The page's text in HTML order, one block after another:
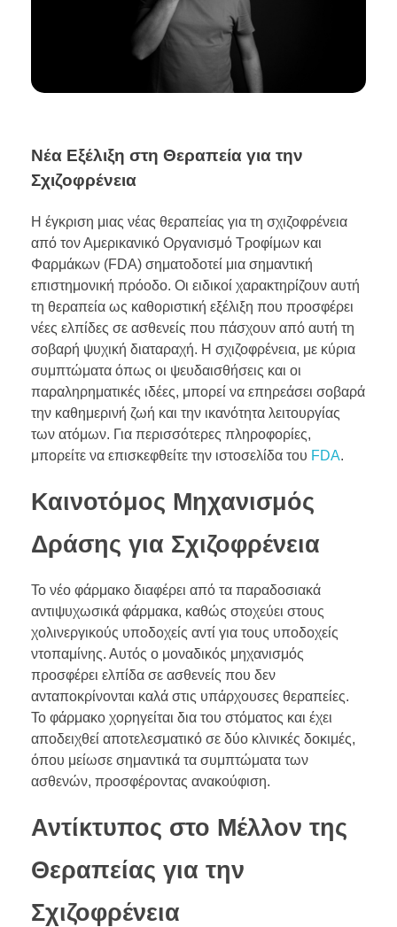
Νέα Εξέλιξη στη Θεραπεία για την
Σχιζοφρένεια
Η έγκριση μιας νέας θεραπείας για τη σχιζοφρένεια
από τον Αμερικανικό Οργανισμό Τροφίμων και
Φαρμάκων (FDA) σηματοδοτεί μια σημαντική
επιστημονική πρόοδο. Οι ειδικοί χαρακτηρίζουν αυτή
τη θεραπεία ως καθοριστική εξέλιξη που προσφέρει
νέες ελπίδες σε ασθενείς που πάσχουν από αυτή τη
σοβαρή ψυχική διαταραχή. Η σχιζοφρένεια, με κύρια
συμπτώματα όπως οι ψευδαισθήσεις και οι
παραληρηματικές ιδέες, μπορεί να επηρεάσει σοβαρά
την καθημερινή ζωή και την ικανότητα λειτουργίας
των ατόμων. Για περισσότερες πληροφορίες,
μπορείτε να επισκεφθείτε την ιστοσελίδα του FDA.
Καινοτόμος Μηχανισμός
Δράσης για Σχιζοφρένεια
Το νέο φάρμακο διαφέρει από τα παραδοσιακά
αντιψυχωσικά φάρμακα, καθώς στοχεύει στους
χολινεργικούς υποδοχείς αντί για τους υποδοχείς
ντοπαμίνης. Αυτός ο μοναδικός μηχανισμός
προσφέρει ελπίδα σε ασθενείς που δεν
ανταποκρίνονται καλά στις υπάρχουσες θεραπείες.
Το φάρμακο χορηγείται δια του στόματος και έχει
αποδειχθεί αποτελεσματικό σε δύο κλινικές δοκιμές,
όπου μείωσε σημαντικά τα συμπτώματα των
ασθενών, προσφέροντας ανακούφιση.
Αντίκτυπος στο Μέλλον της
Θεραπείας για την
Σχιζοφρένεια